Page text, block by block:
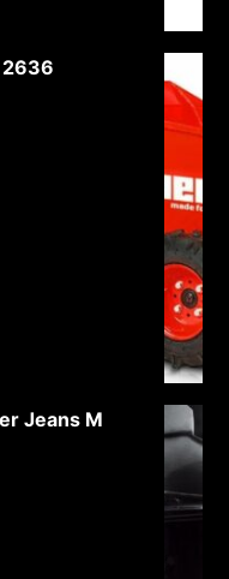
Jeans M